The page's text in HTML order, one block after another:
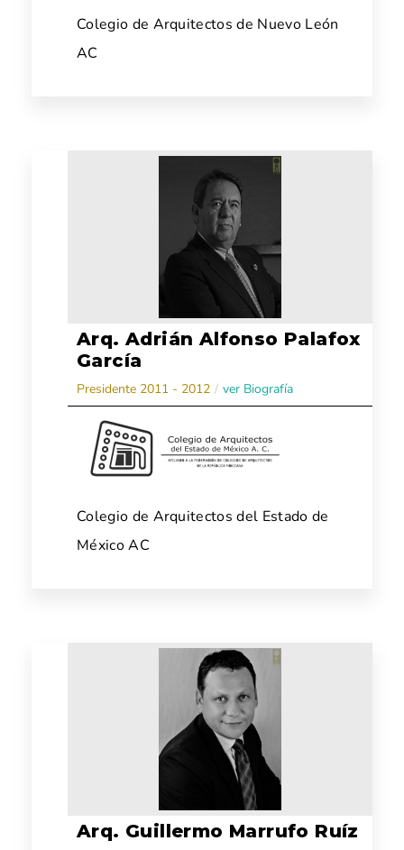
Colegio de Arquitectos de Nuevo León
AC
Arq. Adrián Alfonso Palafox
García
Presidente 2011 - 2012 / ver Biografía
Colegio de Arquitectos del Estado de
México AC
Arq. Guillermo Marrufo Ruíz